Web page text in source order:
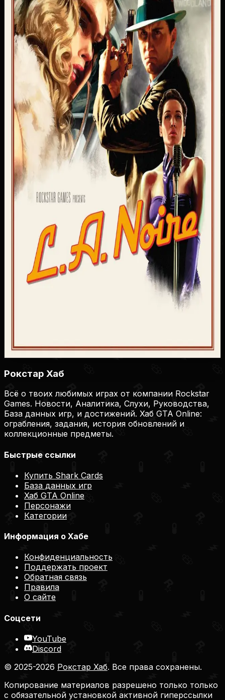
PS3: 17.05.2011,Xbox 360 :17.05.2011 08.11.2011 PS4
14.11.2017,Xbox One:14.11.2017 Nintendo Switch 1
14.11.2017
Достижения / Трофеи
Купить на Plati.Market
Рокстар Хаб
Всё о твоих любимых играх от компании Rockstar
Games. Новости, Аналитика, Слухи, Руководства,
База данных игр, и достижений. Хаб GTA Online:
ограбления, задания, история обновлений и
коллекционные предметы.
Быстрые ссылки
Купить Shark Cards
База данных игр
Хаб GTA Online
Персонажи
Категории
Информация о Хабе
Конфиденциальность
Поддержать проект
Обратная связь
Правила
О сайте
Соцсети
YouTube
Discord
© 2025-2026 Рокстар Хаб. Все права сохранены.
Копирование материалов разрешено только только
с обязательной установкой активной гиперссылки